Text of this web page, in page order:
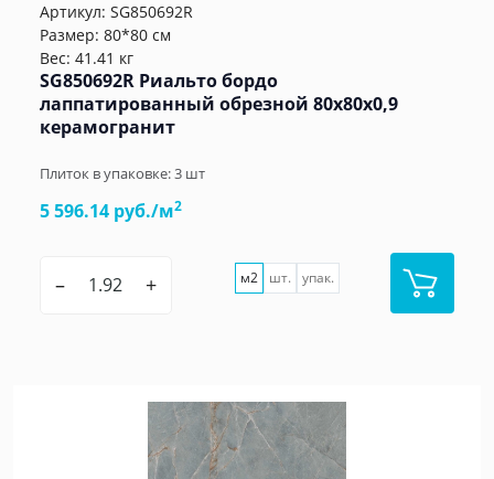
Артикул: SG850692R
Размер: 80*80 см
Вес: 41.41 кг
SG850692R Риальто бордо
лаппатированный обрезной 80x80x0,9
керамогранит
Плиток в упаковке:3 шт
5 596.14 руб./м2
– + м2 шт. упак.